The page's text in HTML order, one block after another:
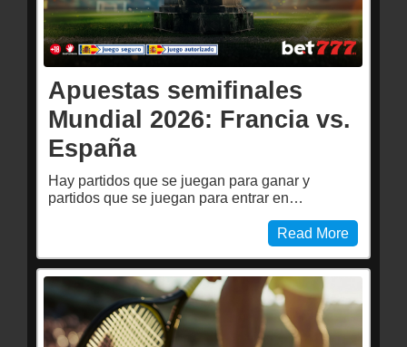
Apuestas semifinales
Mundial 2026: Francia vs.
España
Hay partidos que se juegan para ganar y
partidos que se juegan para entrar en…
Read More